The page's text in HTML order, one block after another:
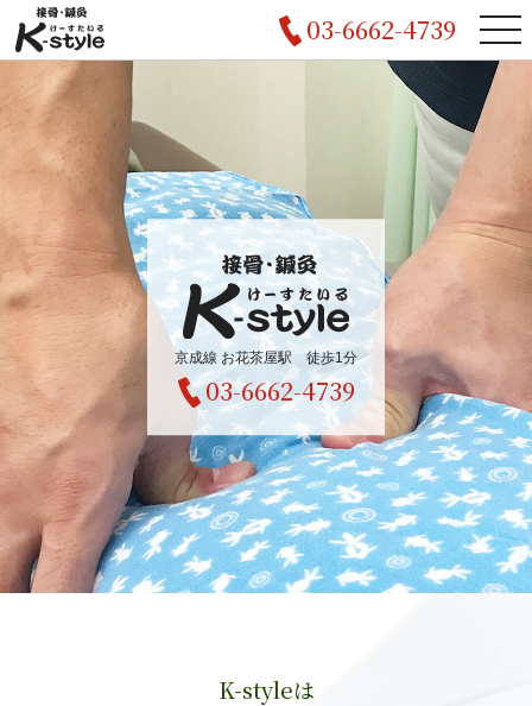
03-6662-4739
京成線 お花茶屋駅 徒歩1分
03-6662-4739
K-styleは